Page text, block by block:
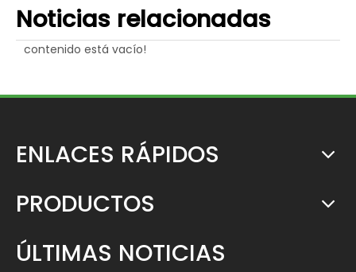
Noticias relacionadas
contenido está vacío!
ENLACES RÁPIDOS
PRODUCTOS
ÚLTIMAS NOTICIAS